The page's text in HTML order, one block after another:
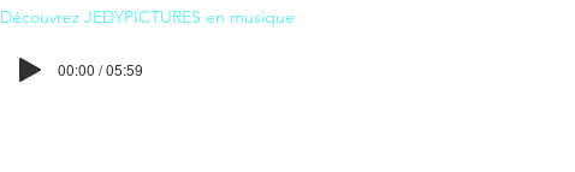
Découvrez JEDYPICTURES en musique
00:00 / 05:59